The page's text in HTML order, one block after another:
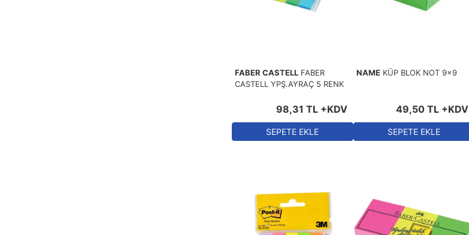
FABER CASTELL FABER
CASTELL YPŞ.AYRAÇ 5 RENK
98,31 TL+KDV
SEPETE EKLE
NAME KÜP BLOK NOT 9x9
49,50 TL +KDV
SEPETE EKLE